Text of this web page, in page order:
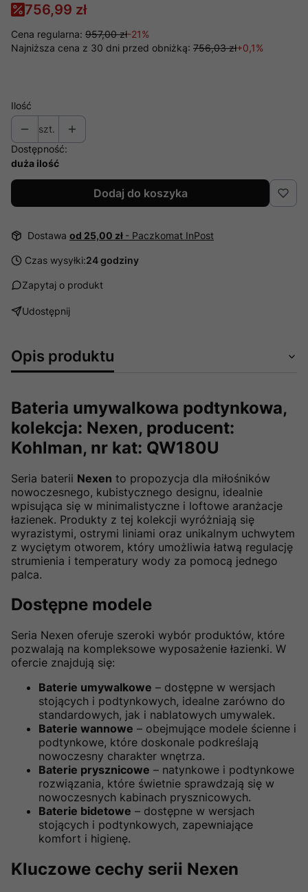
756,99 zł
Cena regularna: 957,00 zł-21%
Najniższa cena z 30 dni przed obniżką: 756,03 zł+0,1%
Ilość
szt.
Dostępność:
duża ilość
Dodaj do koszyka
Dostawa od 25,00 zł - Paczkomat InPost
Czas wysyłki:24 godziny
Zapytaj o produkt
Udostępnij
Opis produktu
Bateria umywalkowa podtynkowa,
kolekcja: Nexen, producent:
Kohlman, nr kat: QW180U
Seria baterii Nexen to propozycja dla miłośników
nowoczesnego, kubistycznego designu, idealnie
wpisująca się w minimalistyczne i loftowe aranżacje
łazienek. Produkty z tej kolekcji wyróżniają się
wyrazistymi, ostrymi liniami oraz unikalnym uchwytem
z wyciętym otworem, który umożliwia łatwą regulację
strumienia i temperatury wody za pomocą jednego
palca.
Dostępne modele
Seria Nexen oferuje szeroki wybór produktów, które
pozwalają na kompleksowe wyposażenie łazienki. W
ofercie znajdują się:
Baterie umywalkowe – dostępne w wersjach
stojących i podtynkowych, idealne zarówno do
standardowych, jak i nablatowych umywalek.
Baterie wannowe – obejmujące modele ścienne i
podtynkowe, które doskonale podkreślają
nowoczesny charakter wnętrza.
Baterie prysznicowe – natynkowe i podtynkowe
rozwiązania, które świetnie sprawdzają się w
nowoczesnych kabinach prysznicowych.
Baterie bidetowe – dostępne w wersjach
stojących i podtynkowych, zapewniające
komfort i higienę.
Kluczowe cechy serii Nexen